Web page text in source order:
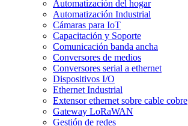
Automatización del hogar
Automatización Industrial
Cámaras para IoT
Capacitación y Soporte
Comunicación banda ancha
Conversores de medios
Conversores serial a ethernet
Dispositivos I/O
Ethernet Industrial
Extensor ethernet sobre cable cobre
Gateway LoRaWAN
Gestión de redes